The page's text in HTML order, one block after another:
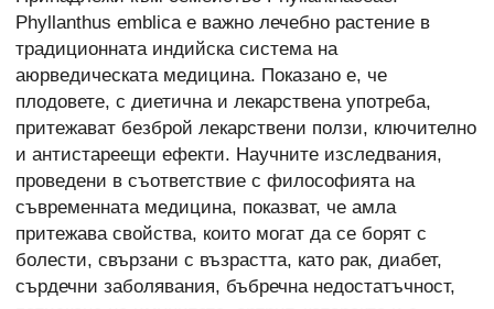
Phyllanthus emblica е важно лечебно растение в
традиционната индийска система на
аюрведическата медицина. Показано е, че
плодовете, с диетична и лекарствена употреба,
притежават безброй лекарствени ползи, ключително
и антистареещи ефекти. Научните изследвания,
проведени в съответствие с философията на
съвременната медицина, показват, че амла
притежава свойства, които могат да се борят с
болести, свързани с възрастта, като рак, диабет,
сърдечни заболявания, бъбречна недостатъчност,